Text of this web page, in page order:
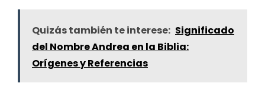
Quizás también te interese: Significado
del Nombre Andrea en la Biblia:
Orígenes y Referencias